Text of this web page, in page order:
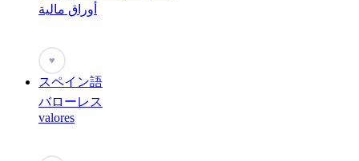
أوراق مالية
♥
スペイン語
バローレス
valores